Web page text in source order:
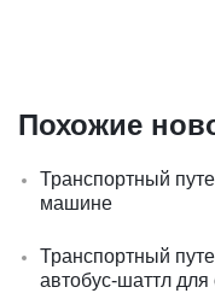
Похожие
Транспортный
машине
Транспортный
автобус-шаттл для